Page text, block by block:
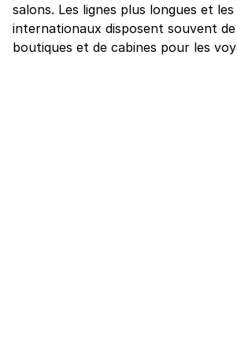
salons. Les lignes plus longues et
internationaux disposent souvent
boutiques et de cabines pour les